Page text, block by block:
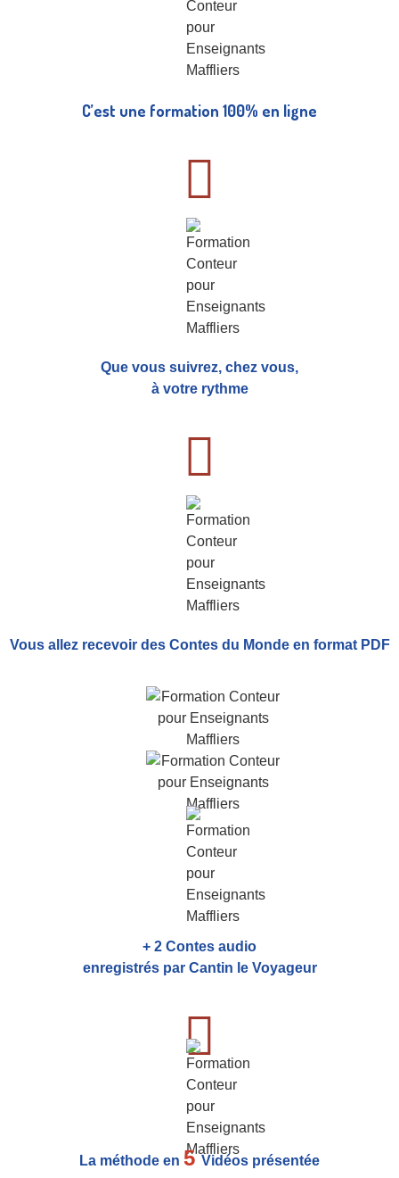
C’est une formation 100% en ligne
Que vous suivrez, chez vous,
à votre rythme
Vous allez recevoir des Contes du Monde en format PDF
+ 2 Contes audio
enregistrés par Cantin le Voyageur
La méthode en 5Vidéos présentée